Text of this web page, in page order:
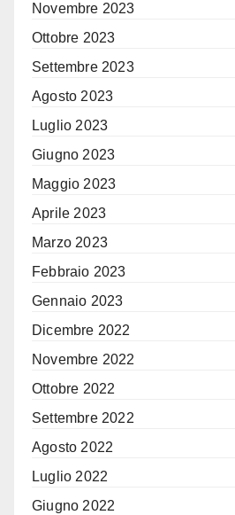
Novembre 2023
Ottobre 2023
Settembre 2023
Agosto 2023
Luglio 2023
Giugno 2023
Maggio 2023
Aprile 2023
Marzo 2023
Febbraio 2023
Gennaio 2023
Dicembre 2022
Novembre 2022
Ottobre 2022
Settembre 2022
Agosto 2022
Luglio 2022
Giugno 2022